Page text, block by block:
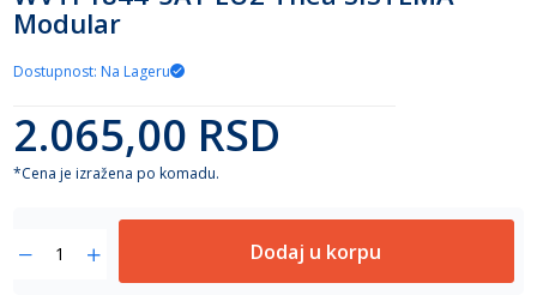
of
the
images
gallery
Modular
Dostupnost: Na Lageru
2.065,00 RSD
*Cena je izražena po komadu.
Dodaj u korpu